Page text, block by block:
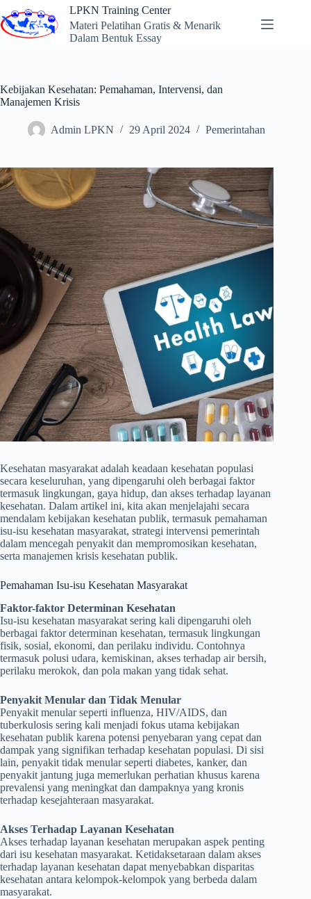
to
content
LPKN Training Center
Materi Pelatihan Gratis & Menarik
Dalam Bentuk Essay
Kebijakan Kesehatan: Pemahaman, Intervensi, dan
Manajemen Krisis
Admin LPKN 29 April 2024 Pemerintahan
Kesehatan masyarakat adalah keadaan kesehatan populasi
secara keseluruhan, yang dipengaruhi oleh berbagai faktor
termasuk lingkungan, gaya hidup, dan akses terhadap layanan
kesehatan. Dalam artikel ini, kita akan menjelajahi secara
mendalam kebijakan kesehatan publik, termasuk pemahaman
isu-isu kesehatan masyarakat, strategi intervensi pemerintah
dalam mencegah penyakit dan mempromosikan kesehatan,
serta manajemen krisis kesehatan publik.
Pemahaman Isu-isu Kesehatan Masyarakat
Faktor-faktor Determinan Kesehatan
Isu-isu kesehatan masyarakat sering kali dipengaruhi oleh
berbagai faktor determinan kesehatan, termasuk lingkungan
fisik, sosial, ekonomi, dan perilaku individu. Contohnya
termasuk polusi udara, kemiskinan, akses terhadap air bersih,
perilaku merokok, dan pola makan yang tidak sehat.
Penyakit Menular dan Tidak Menular
Penyakit menular seperti influenza, HIV/AIDS, dan
tuberkulosis sering kali menjadi fokus utama kebijakan
kesehatan publik karena potensi penyebaran yang cepat dan
dampak yang signifikan terhadap kesehatan populasi. Di sisi
lain, penyakit tidak menular seperti diabetes, kanker, dan
penyakit jantung juga memerlukan perhatian khusus karena
prevalensi yang meningkat dan dampaknya yang kronis
terhadap kesejahteraan masyarakat.
Akses Terhadap Layanan Kesehatan
Akses terhadap layanan kesehatan merupakan aspek penting
dari isu kesehatan masyarakat. Ketidaksetaraan dalam akses
terhadap layanan kesehatan dapat menyebabkan disparitas
kesehatan antara kelompok-kelompok yang berbeda dalam
masyarakat.